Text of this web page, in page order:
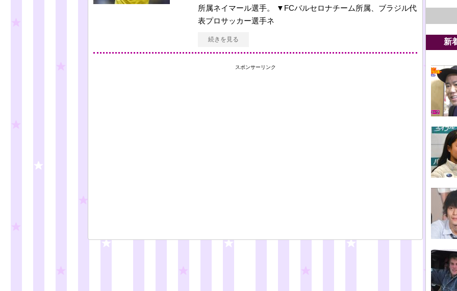
所属ネイマール選手。 ▼FCバルセロナチーム所属、ブラジル代
表プロサッカー選手ネ
続きを見る
スポンサーリンク
新